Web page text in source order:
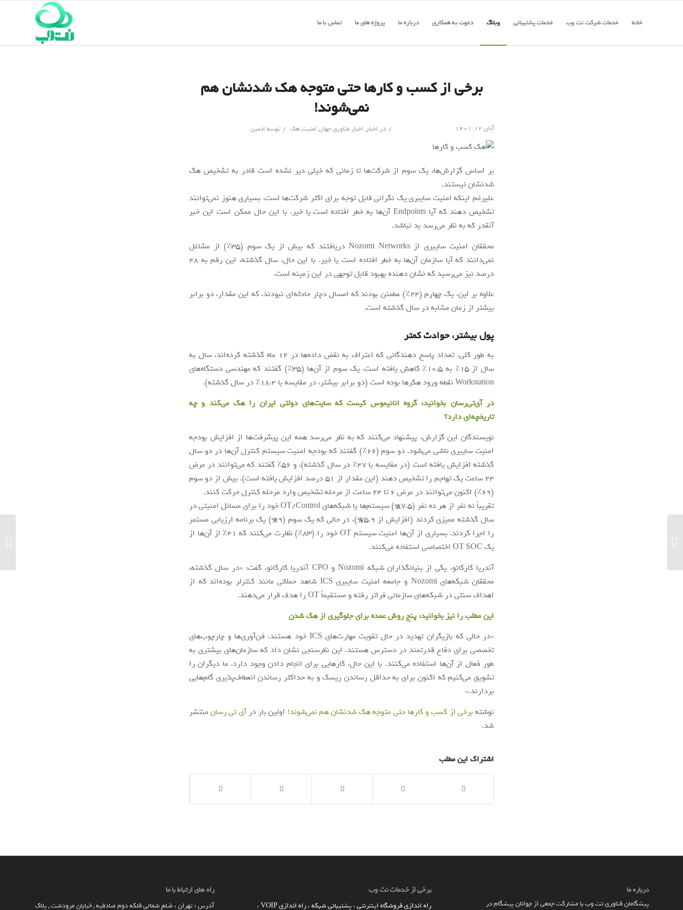
خانه خدمات شرکت نت وب خدمات پشتیبانی وبلاگ دعوت به همکاری درباره ما پروژه های ما تماس با ما
برخی از کسب و کارها حتی متوجه هک شدنشان هم
نمی‌شوند!
آبان ۱۲, ۱۴۰۱ / در اخبار, اخبار فناوری جهان, امنیت,هک / توسط ادمین
بر اساس گزارش‌ها، یک سوم از شرکت‌ها تا زمانی که خیلی دیر نشده است قادر به تشخیص هک
شدنشان نیستند.
علیرغم اینکه امنیت سایبری یک نگرانی قابل توجه برای اکثر شرکت‌ها است، بسیاری هنوز نمی‌توانند
تشخیص دهند که آیا Endpoints آن‌ها به خطر افتاده است یا خیر. با این حال ممکن است این خبر
آنقدر که به نظر می‌رسد بد نباشد.
محققان امنیت سایبری از Nozomi Networks دریافتند که بیش از یک سوم (35٪) از مشاغل
نمی‌دانند که آیا سازمان آن‌ها به خطر افتاده است یا خیر. با این حال، سال گذشته، این رقم به 48
درصد نیز می‌رسید که نشان دهنده بهبود قابل توجهی در این زمینه است.
علاوه بر این، یک چهارم (24٪) مطمئن بودند که امسال دچار حادثه‌ای نبودند، که این مقدار، دو برابر
بیشتر از زمان مشابه در سال گذشته است.
پول بیشتر، حوادث کمتر
به طور کلی، تعداد پاسخ دهندگانی که اعتراف به نقض داده‌ها در 12 ماه گذشته کرده‌اند، سال به
سال از 15٪ به 10.5٪ کاهش یافته است. یک سوم از آن‌ها (35٪) گفتند که مهندسی دستگاه‌های
Workstation نقطه ورود هکرها بوده است (دو برابر بیشتر، در مقایسه با 18.4٪ در سال گذشته).
در آی‌تی‌رسان بخوانید:گروه انانیموس کیست که سایت‌های دولتی ایران را هک می‌کند و چه
تاریخچه‌ای دارد؟
نویسندگان این گزارش، پیشنهاد می‌کنند که به نظر می‌رسد همه این پیشرفت‌ها از افزایش بودجه
امنیت سایبری ناشی می‌شود. دو سوم (66٪) گفتند که بودجه امنیت سیستم کنترل آن‌ها در دو سال
گذشته افزایش یافته است (در مقایسه با 47٪ در سال گذشته)، و 56٪ گفتند که می‌توانند در عرض
24 ساعت یک تهاجم را تشخیص دهند (این مقدار از 51 درصد افزایش یافته است). بیش از دو سوم
(69٪) اکنون می‌توانند در عرض 6 تا 24 ساعت از مرحله تشخیص وارد مرحله کنترل حرکت کنند.
تقریباً نه نفر از هر ده نفر (87.5%) سیستم‌ها یا شبکه‌های OT/Control خود را برای مسائل امنیتی در
سال گذشته ممیزی کردند (افزایش از 75.9%)، در حالی که یک سوم (29%) یک برنامه ارزیابی مستمر
را اجرا کردند. بسیاری از آن‌ها امنیت سیستم OT خود را (83٪) نظارت می‌کنند که 41٪ از آن‌ها از
یک OT SOC اختصاصی استفاده می‌کنند.
آندریا کارکانو، یکی از بنیانگذاران شبکه Nozomi و CPO آندریا کارکانو، گفت: «در سال گذشته،
محققان شبکه‌های Nozomi و جامعه امنیت سایبری ICS شاهد حملاتی مانند کنترلر بوده‌اند که از
اهداف سنتی در شبکه‌های سازمانی فراتر رفته و مستقیماً OT را هدف قرار می‌دهند.
این مطلب را نیز بخوانید: پنج روش عمده برای جلوگیری از هک شدن
«در حالی که بازیگران تهدید در حال تقویت مهارت‌های ICS خود هستند، فن‌آوری‌ها و چارچوب‌های
تخصصی برای دفاع قدرتمند در دسترس هستند. این نظرسنجی نشان داد که سازمان‌های بیشتری به
طور فعال از آن‌ها استفاده می‌کنند. با این حال، کارهایی برای انجام دادن وجود دارد. ما دیگران را
تشویق می‌کنیم که اکنون برای به حداقل رساندن ریسک و به حداکثر رساندن انعطاف‌پذیری گام‌هایی
بردارند.»
نوشته برخی از کسب و کارها حتی متوجه هک شدنشان هم نمی‌شوند! اولین بار درآی‌ تی‌ رسانمنتشر
شد.
اشتراک این مطلب
راه های ارتباط با ما
آدرس : تهران ، ضلع شمالی فلکه دوم صادقیه , خیابان مرودشت , پلاک
برخی از خدمات نت وب
راه اندازي فروشگاه اينترنتي،پشتیبانی شبکه،راه اندازی VOIP ،
درباره ما
پیشگامان فناوری نت وب با مشارکت جمعی از جوانان پیشگام در
Shorts آسان‌تر می‌شود...